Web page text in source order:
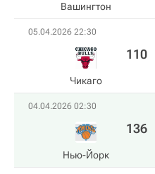
Вашингтон
05.04.2026 22:30
Чикаго
110
04.04.2026 02:30
Нью-Йорк
136